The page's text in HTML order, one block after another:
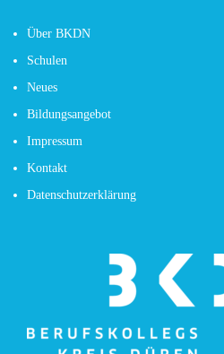
Über BKDN
Schulen
Neues
Bildungsangebot
Impressum
Kontakt
Datenschutzerklärung